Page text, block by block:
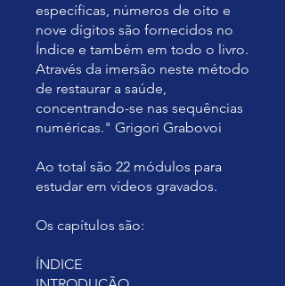
específicas, números de oito e
nove dígitos são fornecidos no
Índice e também em todo o livro.
Através da imersão neste método
de restaurar a saúde,
concentrando-se nas sequências
numéricas." Grigori Grabovoi
Ao total são 22 módulos para
estudar em vídeos gravados.
Os capítulos são:
ÍNDICE